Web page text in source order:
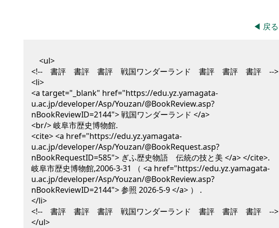
◀ 戻る
<ul>
<!-- 書評 書評 書評 戦国ワンダーランド 書評 書評 書評 -->
<li>
<a target="_blank" href="https://edu.yz.yamagata-
u.ac.jp/developer/Asp/Youzan/@BookReview.asp?
nBookReviewID=2144"> 戦国ワンダーランド </a>
<br/>岐阜市歴史博物館.
<cite> <a href="https://edu.yz.yamagata-
u.ac.jp/developer/Asp/Youzan/@BookRequest.asp?
nBookRequestID=585"> ぎふ歴史物語 伝統の技と美 </a> </cite>.
岐阜市歴史博物館,2006-3-31
（ <a href="https://edu.yz.yamagata-
u.ac.jp/developer/Asp/Youzan/@BookReview.asp?
nBookReviewID=2144"> 参照 2026-5-9 </a> ） .
</li>
<!-- 書評 書評 書評 戦国ワンダーランド 書評 書評 書評 -->
</ul>